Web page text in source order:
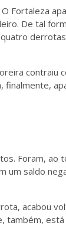
Fortaleza
De tal
contraiu
finalmente,
Foram, ao
um saldo
acabou
também, está